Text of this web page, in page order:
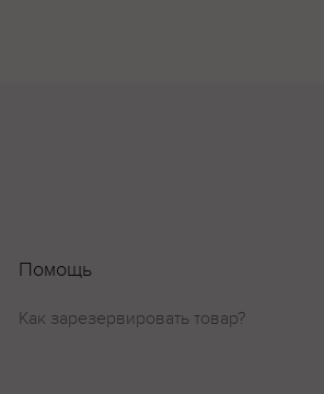
Помощь
Как зарезервировать товар?